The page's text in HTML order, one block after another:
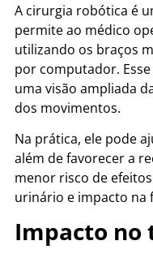
A cirurgia robótica é
permite ao médico
utilizando os braços
por computador.
uma visão ampliada
dos movimentos.
Na prática, ele pode
além de favorecer a
menor risco de
urinário e impacto na
Impacto